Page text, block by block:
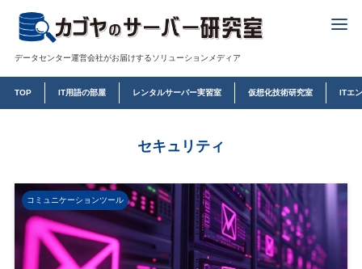
データセンター運営会社がお届けするソリューションメディア
TOP IT用語の部屋 レンタルサーバー実習室 仮想化技術研究室 ITエ
セキュリティ
コミュニケーションツール